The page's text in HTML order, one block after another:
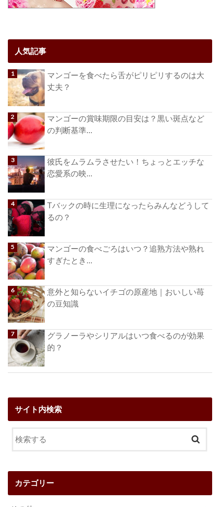
人気記事
マンゴーを食べたら舌がピリピリするのは大
丈夫？
マンゴーの賞味期限の目安は？黒い斑点など
の判断基準...
彼氏をムラムラさせたい！ちょっとエッチな
恋愛系の映...
Tバックの時に生理になったらみんなどうして
るの？
マンゴーの食べごろはいつ？追熟方法や熟れ
すぎたとき...
意外と知らないイチゴの原産地｜おいしい苺
の豆知識
グラノーラやシリアルはいつ食べるのが効果
的？
サイト内検索
カテゴリー